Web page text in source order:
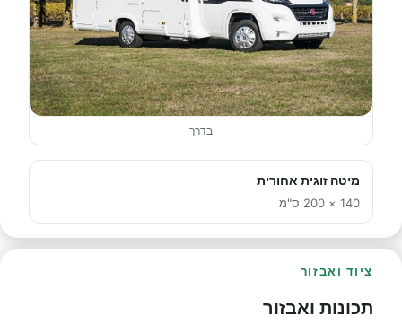
בדרך
מיטה זוגית אחורית
140 × 200 ס"מ
ציוד ואבזור
תכונות ואבזור